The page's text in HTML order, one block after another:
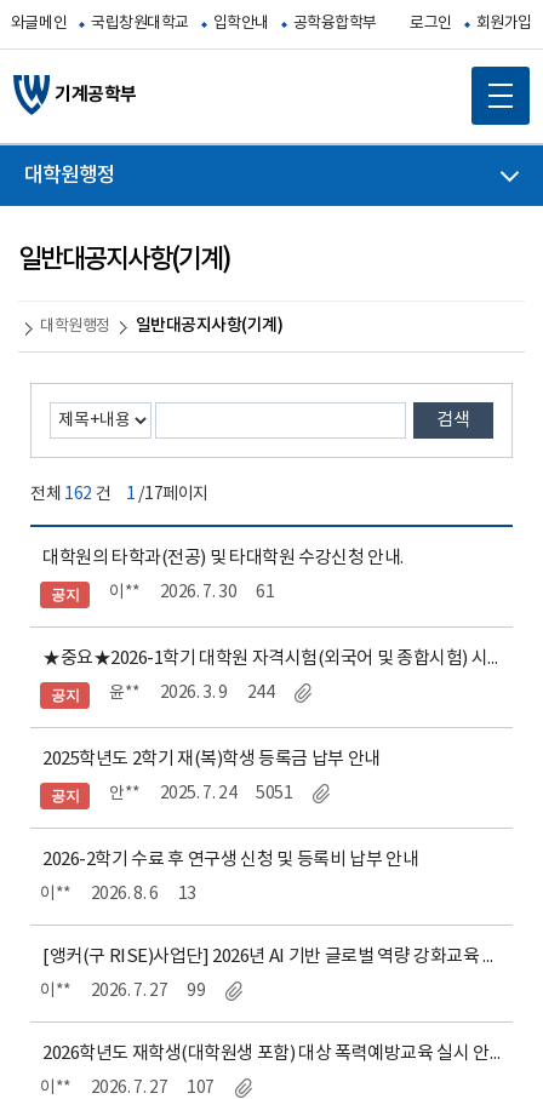
와글메인 국립창원대학교 입학안내 공학융합학부 로그인 회원가입
기계공학부
대학원행정
일반대공지사항(기계)
대학원행정 일반대공지사항(기계)
검색
전체 162 건 1 /17페이지
공지
대학원의 타학과(전공) 및 타대학원 수강신청 안내.
이** 2026. 7. 30 61
공지
★중요★2026-1학기 대학원 자격시험(외국어 및 종합시험) 시행 안내
윤** 2026. 3. 9 244
공지
2025학년도 2학기 재(복)학생 등록금 납부 안내
안** 2025. 7. 24 5051
2026-2학기 수료 후 연구생 신청 및 등록비 납부 안내
이** 2026. 8. 6 13
[앵커(구 RISE)사업단] 2026년 AI 기반 글로벌 역량 강화교육 교육생 모집 안내
이** 2026. 7. 27 99
2026학년도 재학생(대학원생 포함) 대상 폭력예방교육 실시 안내
이** 2026. 7. 27 107